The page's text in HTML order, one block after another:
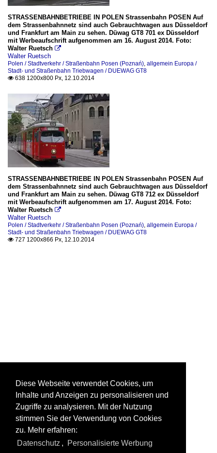
STRASSENBAHNBETRIEBE IN POLEN Strassenbahn POSEN Auf
dem Strassenbahnnetz sind auch Gebrauchtwagen aus Düsseldorf
und Frankfurt am Main zu sehen. Düwag GT8 701 ex Düsseldorf
mit Werbeaufschrift aufgenommen am 16. August 2014. Foto:
Walter Ruetsch 
Walter Ruetsch
Polen / Stadtverkehr / Straßenbahn Posen (Poznań) allgemein Europa /
Stadt- und Straßenbahn Triebwagen / DUEWAG GT8
 638 1200x800 Px, 12.10.2014
STRASSENBAHNBETRIEBE IN POLEN Strassenbahn POSEN Auf
dem Strassenbahnnetz sind auch Gebrauchtwagen aus Düsseldorf
und Frankfurt am Main zu sehen. Düwag GT8 712 ex Düsseldorf
mit Werbeaufschrift aufgenommen am 17. August 2014. Foto:
Walter Ruetsch 
Walter Ruetsch
Polen / Stadtverkehr / Straßenbahn Posen (Poznań) allgemein Europa /
Stadt- und Straßenbahn Triebwagen / DUEWAG GT8
 727 1200x866 Px, 12.10.2014
Diese Webseite verwendet Cookies, um
Inhalte und Anzeigen zu personalisieren und
Zugriffe zu analysieren. Mit der Nutzung
stimmen Sie der Verwendung von Cookies
zu. Mehr erfahren:
Datenschutz , Personalisierte Werbung